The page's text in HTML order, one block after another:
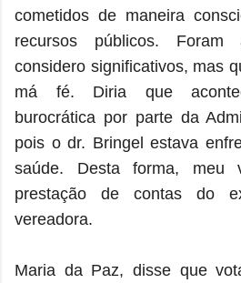
cometidos de maneira
recursos públicos.
considero significativos, mas
má fé. Diria que
burocrática por parte da
pois o dr. Bringel estava
saúde. Desta forma, meu
prestação de contas do
vereadora.
Maria da Paz, disse que